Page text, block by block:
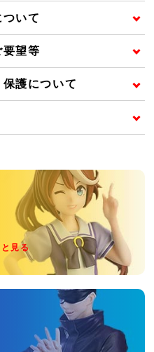
いて
望等
護について
見る